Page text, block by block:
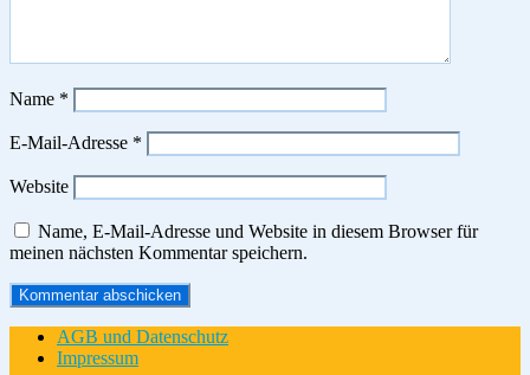
Name *
E-Mail-Adresse *
Website
Name, E-Mail-Adresse und Website in diesem Browser für
meinen nächsten Kommentar speichern.
AGB und Datenschutz
Impressum